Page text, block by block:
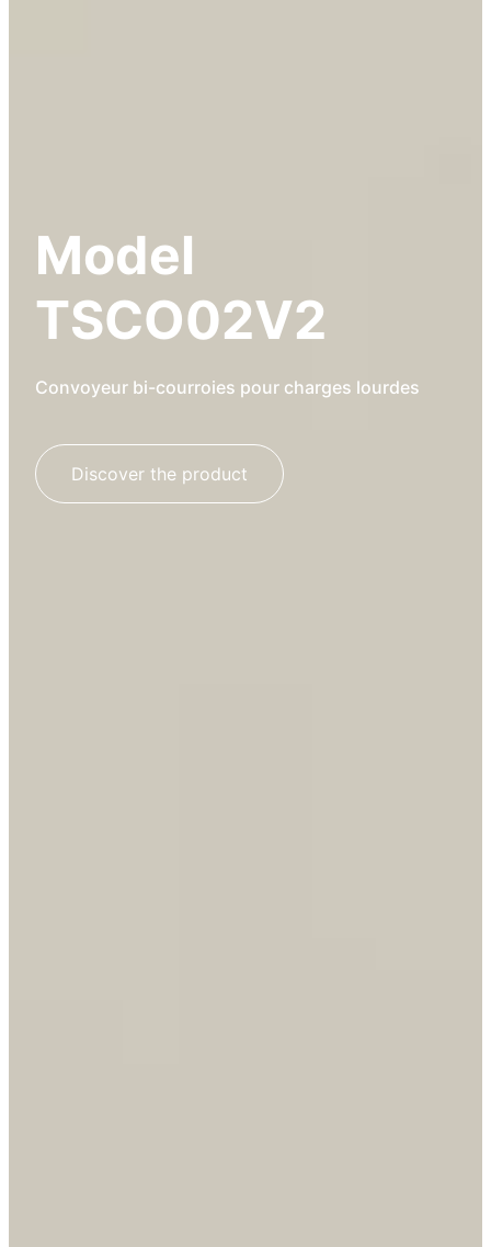
Model
TSCO02V2
Convoyeur bi-courroies pour charges lourdes
Discover the product